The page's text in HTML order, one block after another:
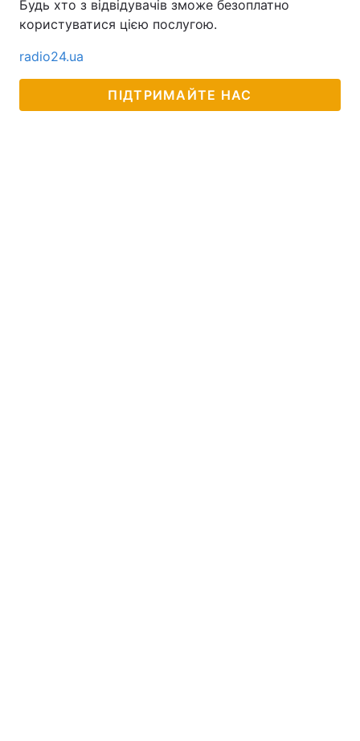
Будь хто з відвідувачів зможе безоплатно
користуватися цією послугою.
radio24.ua
ПІДТРИМАЙТЕ НАС